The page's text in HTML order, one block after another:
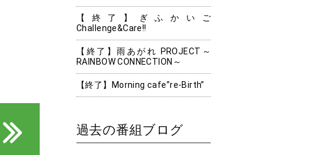
【終了】ぎふかいご
Challenge&Care!!
【終了】雨あがれ PROJECT～
RAINBOW CONNECTION～
【終了】Morning cafe”re-Birth”
過去の番組ブログ